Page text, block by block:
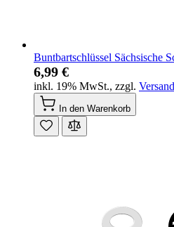
Buntbartschlüssel Sächsische
6,99 €
inkl. 19% MwSt., zzgl.
In den Warenkorb